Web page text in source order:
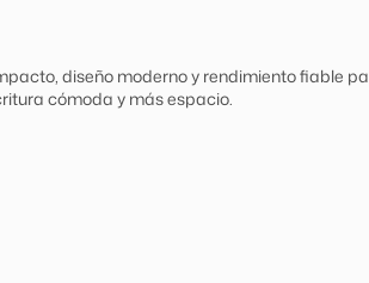
diseño moderno y rendimiento fiable
cómoda y más espacio.